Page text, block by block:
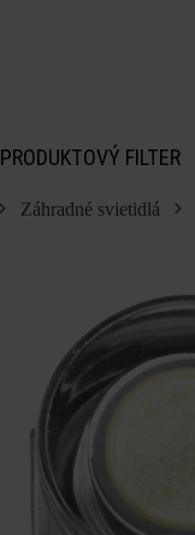
PRODUKTOVÝ FILTER
Záhradné svietidlá